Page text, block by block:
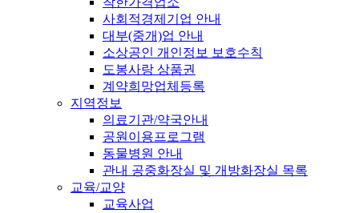
사회적경제기업 안내
대부(중개)업 안내
소상공인 개인정보 보호수칙
도봉사랑 상품권
계약희망업체등록
지역정보
의료기관/약국안내
공원이용프로그램
동물병원 안내
관내 공중화장실 및 개방화장실 목록
교육/교양
교육사업